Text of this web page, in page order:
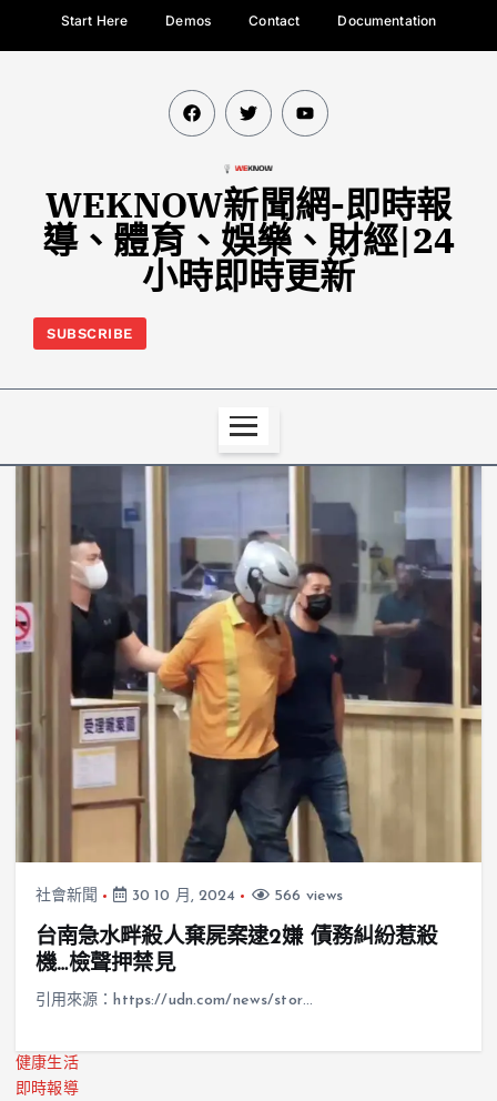
Start Here Demos Contact Documentation
WEKNOW新聞網-即時報
導、體育、娛樂、財經|24
小時即時更新
SUBSCRIBE
社會新聞 30 10 月, 2024 566 views
台南急水畔殺人棄屍案逮2嫌 債務糾紛惹殺
機…檢聲押禁見
引用來源：https://udn.com/news/stor…
健康生活
即時報導